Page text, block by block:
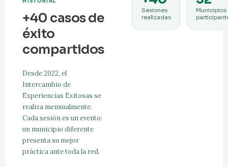
+40 casos de
éxito
compartidos
Desde 2022, el
Intercambio de
Experiencias Exitosas se
realiza mensualmente.
Cada sesión es un evento:
un municipio diferente
presenta su mejor
práctica ante toda la red.
Sesiones
realizadas
Municipios